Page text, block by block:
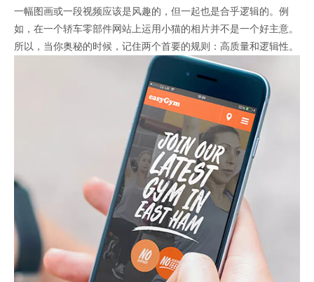
一幅图画或一段视频应该是风趣的，但一起也是合乎逻辑的。例
如，在一个轿车零部件网站上运用小猫的相片并不是一个好主意。
所以，当你奥秘的时候，记住两个首要的规则：高质量和逻辑性。